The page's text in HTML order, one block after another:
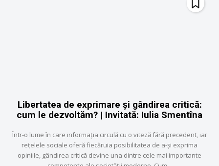
Libertatea de exprimare și gândirea critică:
cum le dezvoltăm? | Invitată: Iulia Smentîna
Într-o lume în care informația circulă cu o viteză fără precedent, iar
rețelele sociale oferă fiecăruia posibilitatea de a-și exprima
opiniile, gândirea critică devine una dintre cele mai importante